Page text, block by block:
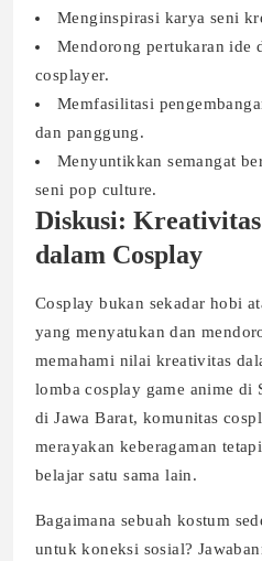
Menginspirasi karya seni
Mendorong pertukaran ide
cosplayer.
Memfasilitasi
dan panggung.
Menyuntikkan semangat
seni pop culture.
Diskusi:
dalam Cosplay
Cosplay bukan sekadar hobi
yang menyatukan dan
memahami nilai kreativitas
lomba cosplay game anime di
di Jawa Barat, komunitas
merayakan keberagaman
belajar satu sama lain.
Bagaimana sebuah kostum
untuk koneksi sosial?